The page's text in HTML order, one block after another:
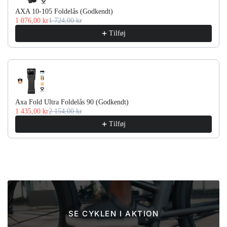
AXA 10-105 Foldelås (Godkendt)
1 076,00 kr1 724,00 kr
Tilføj
Axa Fold Ultra Foldelås 90 (Godkendt)
1 435,00 kr2 154,00 kr
Tilføj
SE CYKLEN I AKTION